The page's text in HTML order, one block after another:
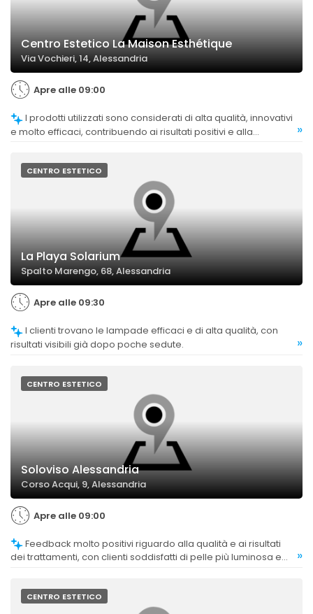
Centro Estetico La Maison Esthétique
Via Vochieri, 14, Alessandria
Apre alle 09:00
e molto efficaci, contribuendo ai risultati positivi e alla
»
CENTRO ESTETICO
La Playa Solarium
Spalto Marengo, 68, Alessandria
Apre alle 09:30
risultati visibili già dopo poche sedute.
»
CENTRO ESTETICO
Soloviso Alessandria
Corso Acqui, 9, Alessandria
Apre alle 09:00
dei trattamenti, con clienti soddisfatti di pelle più luminosa e
»
CENTRO ESTETICO